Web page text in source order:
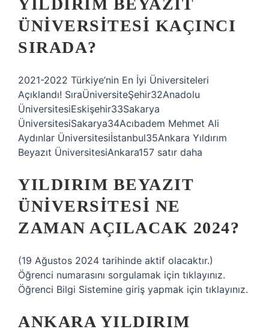
YILDIRIM BEYAZIT
ÜNIVERSITESI KAÇINCI
SIRADA?
2021-2022 Türkiye’nin En İyi Üniversiteleri
Açıklandı! SıraÜniversiteŞehir32Anadolu
ÜniversitesiEskişehir33Sakarya
ÜniversitesiSakarya34Acıbadem Mehmet Ali
Aydınlar Üniversitesiİstanbul35Ankara Yıldırım
Beyazıt ÜniversitesiAnkara157 satır daha
YILDIRIM BEYAZIT
ÜNIVERSITESI NE
ZAMAN AÇILACAK 2024?
(19 Ağustos 2024 tarihinde aktif olacaktır.)
Öğrenci numarasını sorgulamak için tıklayınız.
Öğrenci Bilgi Sistemine giriş yapmak için tıklayınız.
ANKARA YILDIRIM